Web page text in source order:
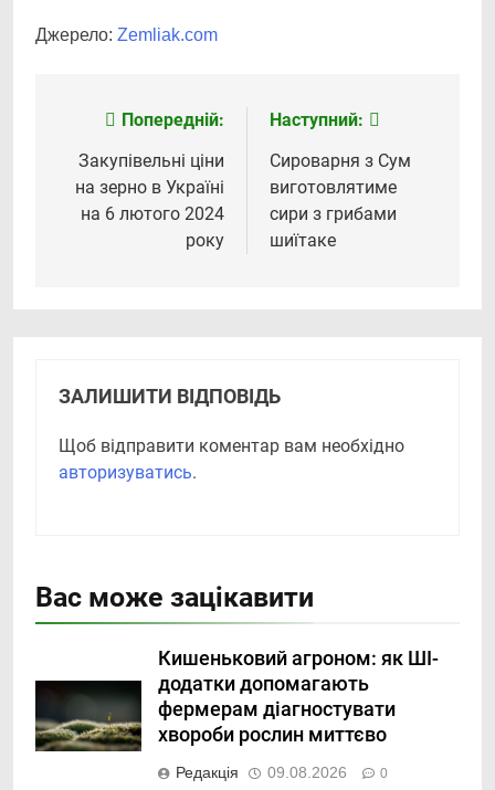
Джерело: Zemliak.com
Навігація
записів
Попередній:
Закупівельні ціни
на зерно в Україні
на 6 лютого 2024
року
Наступний:
Сироварня з Сум
виготовлятиме
сири з грибами
шиїтаке
ЗАЛИШИТИ ВІДПОВІДЬ
Щоб відправити коментар вам необхідно
авторизуватись.
Вас може зацікавити
Кишеньковий агроном: як ШІ-
додатки допомагають
фермерам діагностувати
хвороби рослин миттєво
Редакція 09.08.2026 0